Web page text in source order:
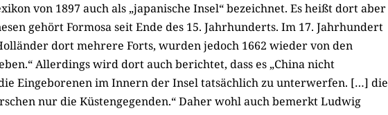
von 1897 auch als „japanische Insel“ bezeichnet. Es heißt dort aber
gehört Formosa seit Ende des 15. Jahrhunderts. Im 17. Jahrhundert
dort mehrere Forts, wurden jedoch 1662 wieder von den
Allerdings wird dort auch berichtet, dass es „China nicht
Eingeborenen im Innern der Insel tatsächlich zu unterwerfen. […] die
nur die Küstengegenden.“ Daher wohl auch bemerkt Ludwig